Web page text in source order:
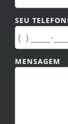
MENSAGEM